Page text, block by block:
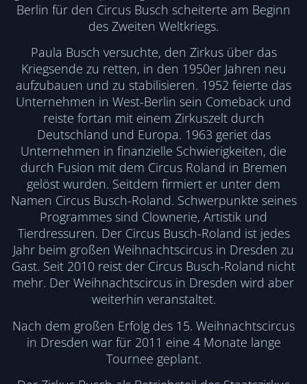
Berlin für den Circus Busch scheiterte am Beginn
des Zweiten Weltkriegs.
Paula Busch versuchte, den Zirkus über das
Kriegsende zu retten, in den 1950er Jahren neu
aufzubauen und zu stabilisieren. 1952 feierte das
Unternehmen in West-Berlin sein Comeback und
reiste fortan mit einem Zirkuszelt durch
Deutschland und Europa. 1963 geriet das
Unternehmen in finanzielle Schwierigkeiten, die
durch Fusion mit dem Circus Roland in Bremen
gelöst wurden. Seitdem firmiert er unter dem
Namen Circus Busch-Roland. Schwerpunkte seines
Programmes sind Clownerie, Artistik und
Tierdressuren. Der Circus Busch-Roland ist jedes
Jahr beim großen Weihnachtscircus in Dresden zu
Gast. Seit 2010 reist der Circus Busch-Roland nicht
mehr. Der Weihnachtscircus in Dresden wird aber
weiterhin veranstaltet.
Nach dem großen Erfolg des 15. Weihnachtscircus
in Dresden war für 2011 eine 4 Monate lange
Tournee geplant.